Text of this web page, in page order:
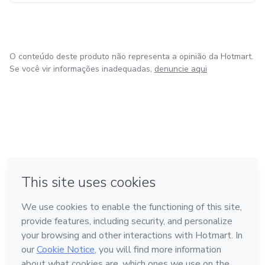
Atualmente atua como mentora de líderes e donos de
O conteúdo deste produto não representa a opinião da Hotmart.
Se você vir informações inadequadas, denuncie aqui
Feito com ❤ em Bogotá
Conheça a Hotmart